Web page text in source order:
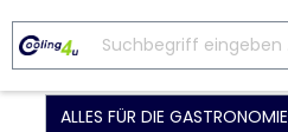
ALLES FÜR DIE GASTRONOMIE